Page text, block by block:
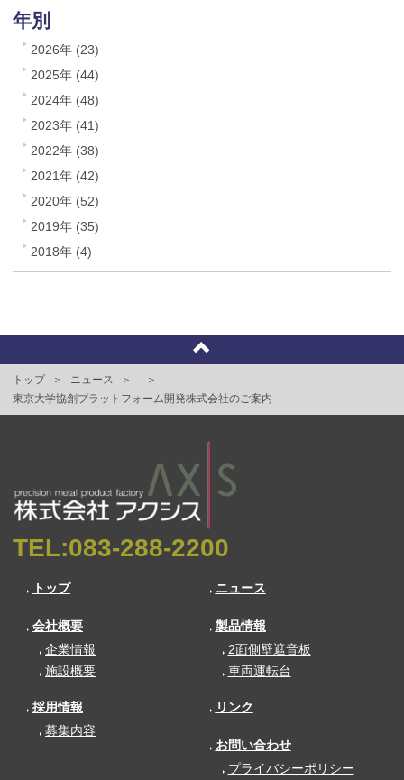
年別
2026年 (23)
2025年 (44)
2024年 (48)
2023年 (41)
2022年 (38)
2021年 (42)
2020年 (52)
2019年 (35)
2018年 (4)
トップ
ニュース
東京大学協創プラットフォーム開発株式会社のご案内
TEL:083-288-2200
トップ ニュース
会社概要
企業情報
施設概要
製品情報
2面側壁遮音板
車両運転台
採用情報
募集内容
リンク
お問い合わせ
プライバシーポリシー